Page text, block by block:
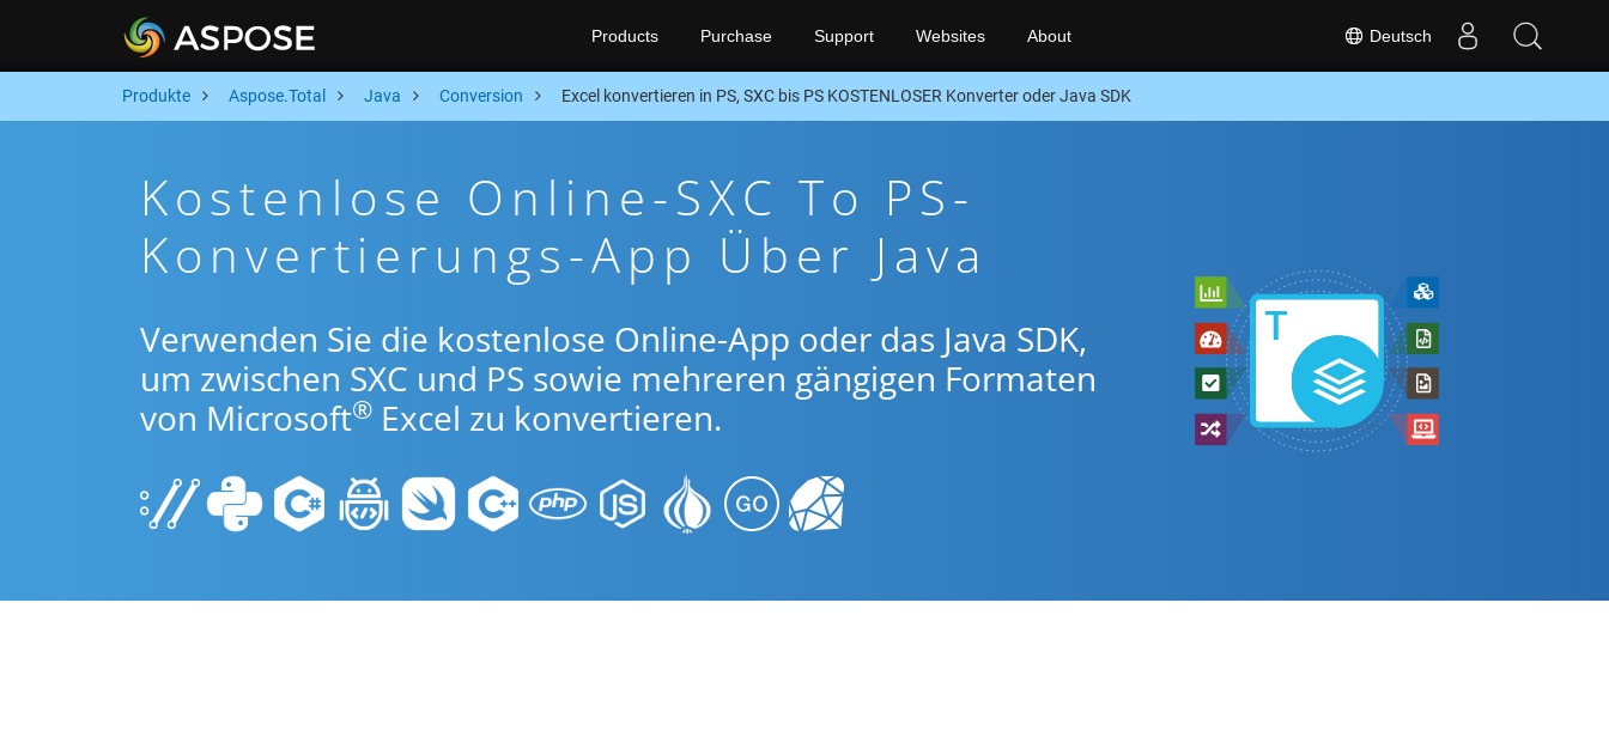
Deutsch
Products Purchase Support Websites About
Produkte Aspose.Total Java Conversion Excel konvertieren in PS, SXC bis PS KOSTENLOSER Konverter oder Java SDK
Kostenlose Online-SXC To PS-
Konvertierungs-App Über Java
Verwenden Sie die kostenlose Online-App oder das Java SDK,
um zwischen SXC und PS sowie mehreren gängigen Formaten
von Microsoft® Excel zu konvertieren.